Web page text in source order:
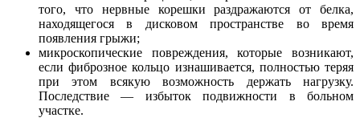
того, что нервные корешки раздражаются от белка,
находящегося в дисковом пространстве во время
появления грыжи;
микроскопические повреждения, которые возникают,
если фиброзное кольцо изнашивается, полностью теряя
при этом всякую возможность держать нагрузку.
Последствие — избыток подвижности в больном
участке.